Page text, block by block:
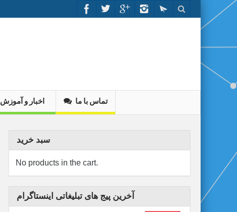
اخبار و آموزش تماس با ما
سبد خرید
No products in the cart.
آخرین پیج های تبلیغاتی اینستاگرام